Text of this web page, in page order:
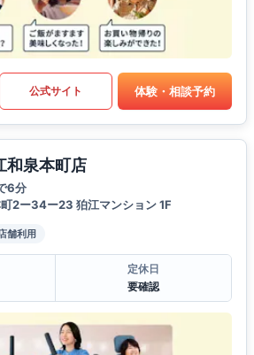
公式サイト 体験・相談予約
和泉本町店
6分
2ー34ー23 狛江マンション 1F
舗利用
定休日
要確認